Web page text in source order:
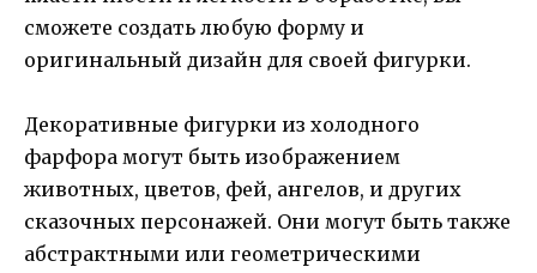
сможете создать любую форму и
оригинальный дизайн для своей фигурки.
Декоративные фигурки из холодного
фарфора могут быть изображением
животных, цветов, фей, ангелов, и других
сказочных персонажей. Они могут быть также
абстрактными или геометрическими